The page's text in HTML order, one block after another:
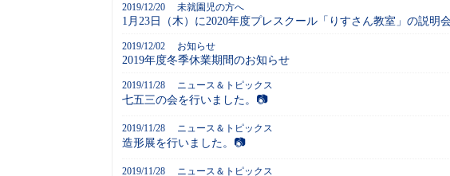
2019/12/20 未就園児の方へ
1月23日（木）に2020年度プレスクール「りすさん教室」の説明
2019/12/02 お知らせ
2019年度冬季休業期間のお知らせ
2019/11/28 ニュース＆トピックス
七五三の会を行いました。📷
2019/11/28 ニュース＆トピックス
造形展を行いました。📷
2019/11/28 ニュース＆トピックス